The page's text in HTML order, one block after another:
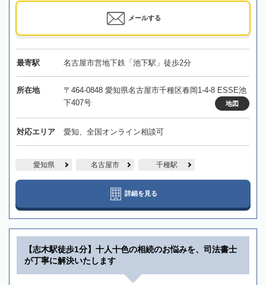
メールする
最寄駅 名古屋市営地下鉄「池下駅」徒歩2分
所在地
〒464-0848 愛知県名古屋市千種区春岡1-4-8 ESSE池
下407号
地図
対応エリア 愛知、全国オンライン相談可
愛知県 名古屋市 千種駅
詳細を見る
【志木駅徒歩1分】十人十色の相続のお悩みを、司法書士
が丁寧に解決いたします